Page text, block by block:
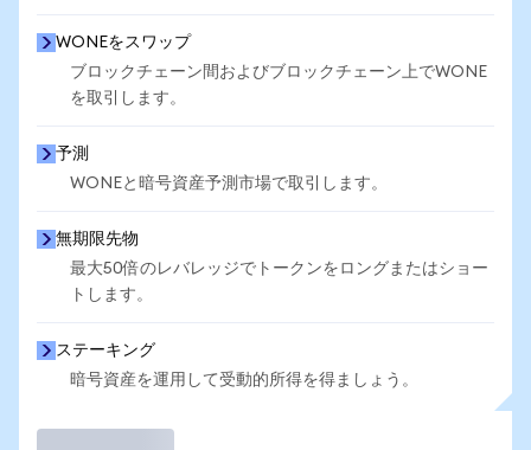
WONEをスワップ
ブロックチェーン間およびブロックチェーン上でWONE
を取引します。
予測
WONEと暗号資産予測市場で取引します。
無期限先物
最大50倍のレバレッジでトークンをロングまたはショー
トします。
ステーキング
暗号資産を運用して受動的所得を得ましょう。